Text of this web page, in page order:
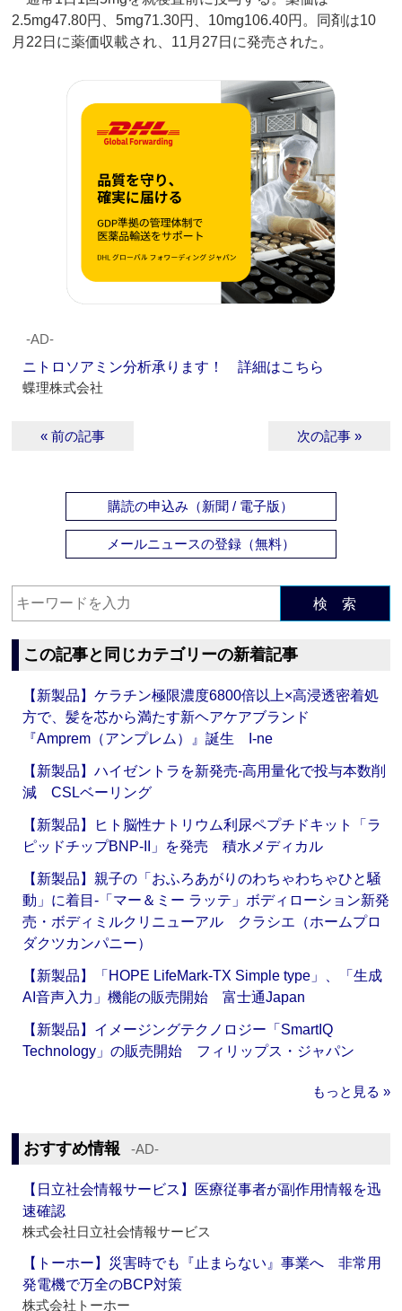
2.5mg47.80円、5mg71.30円、10mg106.40円。同剤は10
月22日に薬価収載され、11月27日に発売された。
‐AD‐
ニトロソアミン分析承ります！ 詳細はこちら
蝶理株式会社
« 前の記事 次の記事 »
購読の申込み（新聞 / 電子版）
メールニュースの登録（無料）
検 索
この記事と同じカテゴリーの新着記事
【新製品】ケラチン極限濃度6800倍以上×高浸透密着処
方で、髪を芯から満たす新ヘアケアブランド
『Amprem（アンプレム）』誕生 I-ne
【新製品】ハイゼントラを新発売‐高用量化で投与本数削
減 CSLベーリング
【新製品】ヒト脳性ナトリウム利尿ペプチドキット「ラ
ピッドチップBNP-II」を発売 積水メディカル
【新製品】親子の「おふろあがりのわちゃわちゃひと騒
動」に着目‐「マー＆ミー ラッテ」ボディローション新発
売・ボディミルクリニューアル クラシエ（ホームプロ
ダクツカンパニー）
【新製品】「HOPE LifeMark-TX Simple type」、「生成
AI音声入力」機能の販売開始 富士通Japan
【新製品】イメージングテクノロジー「SmartIQ
Technology」の販売開始 フィリップス・ジャパン
もっと見る »
おすすめ情報 ‐AD‐
【日立社会情報サービス】医療従事者が副作用情報を迅
速確認
株式会社日立社会情報サービス
【トーホー】災害時でも『止まらない』事業へ 非常用
発電機で万全のBCP対策
株式会社トーホー